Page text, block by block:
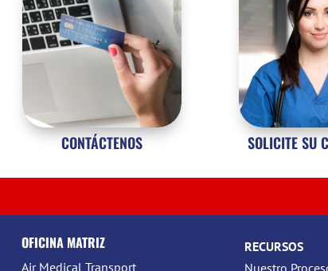
CONTÁCTENOS SOLICITE SU
OFICINA MATRIZ
Air Medical Transport
RECURSOS